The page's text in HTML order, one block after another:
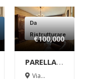
Da
Ristrutturare
€100,000
PARELLA –
QUADRILOCALE
Via